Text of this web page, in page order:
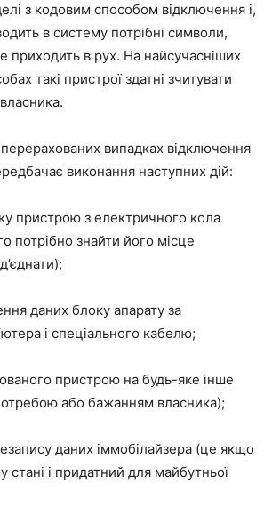
з кодовим способом відключення і,
в систему потрібні символи,
приходить в рух. На найсучасніших
такі пристрої здатні зчитувати
випадках відключення
виконання наступних дій:
пристрою з електричного кола
потрібно знайти його місце
даних блоку апарату за
і спеціального кабелю;
пристрою на будь-яке інше
або бажанням власника);
даних іммобілайзера (це якщо
стані і придатний для майбутньої